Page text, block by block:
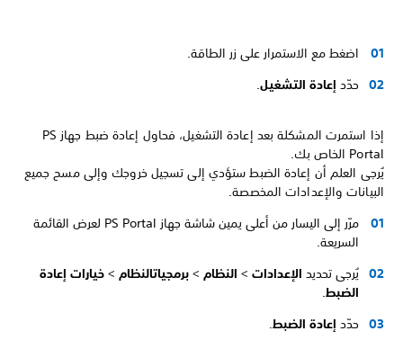
اضغط مع الاستمرار على زر الطاقة.
حدّد إعادة التشغيل.
إذا استمرت المشكلة بعد إعادة التشغيل، فحاول إعادة ضبط جهاز PS
Portal الخاص بك.
يُرجى العلم أن إعادة الضبط ستؤدي إلى تسجيل خروجك وإلى مسح جميع
البيانات والإعدادات المخصصة.
مرّر إلى اليسار من أعلى يمين شاشة جهاز PS Portal لعرض القائمة
السريعة.
يُرجى تحديد الإعدادات > النظام > برمجياتالنظام > خيارات إعادة
الضبط.
حدّد إعادة الضبط.